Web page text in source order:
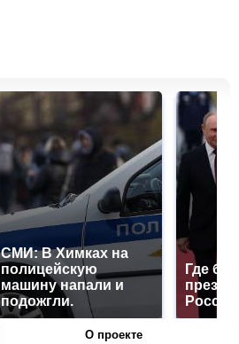
СМИ: В Химках на
полицейскую
машину напали и
подожгли.
Где
О проекте